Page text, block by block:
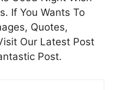
If You Wants To
Quotes,
Our Latest Post
Post.